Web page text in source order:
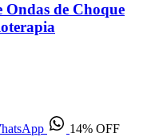
de Choque
14% OFF